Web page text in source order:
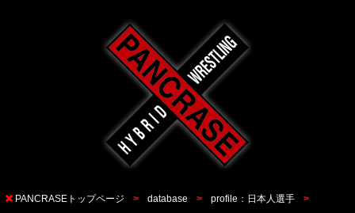
PANCRASEトップページ database profile：日本人選手